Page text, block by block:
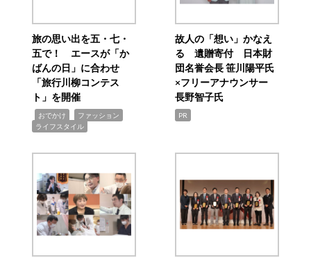
旅の思い出を五・七・
五で！ エースが「か
ばんの日」に合わせ
「旅行川柳コンテス
ト」を開催
おでかけ ファッション
ライフスタイル
故人の「想い」かなえ
る 遺贈寄付 日本財
団名誉会長 笹川陽平氏
×フリーアナウンサー
長野智子氏
PR